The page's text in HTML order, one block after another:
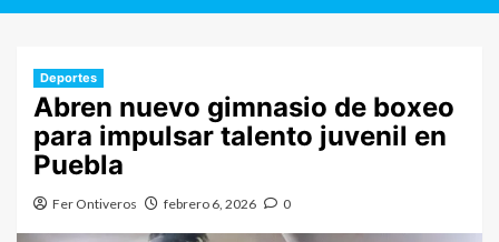
Deportes
Abren nuevo gimnasio de boxeo
para impulsar talento juvenil en
Puebla
Fer Ontiveros febrero 6, 2026 0